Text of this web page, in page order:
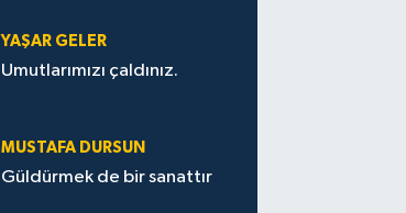
YAŞAR GELER
Umutlarımızı çaldınız.
MUSTAFA DURSUN
Güldürmek de bir sanattır